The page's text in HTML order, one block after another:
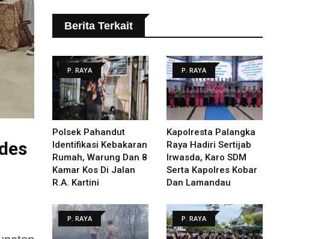
Berita Terkait
P. RAYA
Polsek Pahandut
Identifikasi Kebakaran
Rumah, Warung Dan 8
Kamar Kos Di Jalan
R.A. Kartini
P. RAYA
Kapolresta Palangka
Raya Hadiri Sertijab
Irwasda, Karo SDM
Serta Kapolres Kobar
Dan Lamandau
P. RAYA P. RAYA